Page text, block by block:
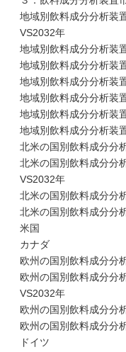
地域別飲料成分分析装
VS2032年
地域別飲料成分分析装
地域別飲料成分分析装
地域別飲料成分分析装
地域別飲料成分分析装
地域別飲料成分分析装
地域別飲料成分分析装
北米の国別飲料成分分
北米の国別飲料成分分
VS2032年
北米の国別飲料成分分
北米の国別飲料成分分
米国
カナダ
欧州の国別飲料成分分
欧州の国別飲料成分分
VS2032年
欧州の国別飲料成分分
欧州の国別飲料成分分
ドイツ